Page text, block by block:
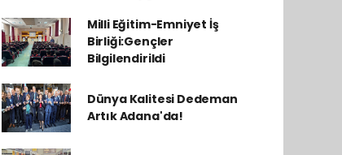
Milli Eğitim-Emniyet İş
Birliği:Gençler
Bilgilendirildi
Dünya Kalitesi Dedeman
Artık Adana'da!